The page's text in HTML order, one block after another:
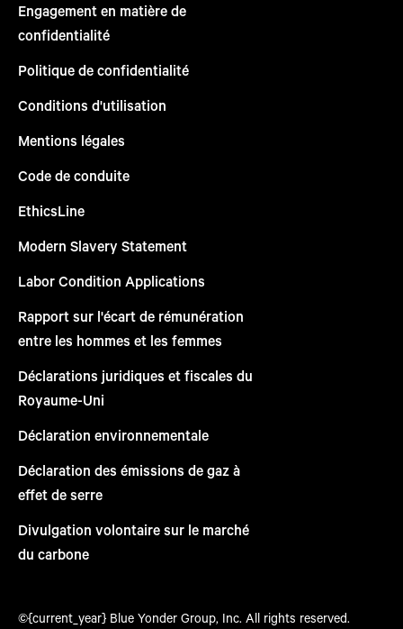
Engagement en matière de
confidentialité
Politique de confidentialité
Conditions d'utilisation
Mentions légales
Code de conduite
EthicsLine
Modern Slavery Statement
Labor Condition Applications
Rapport sur l'écart de rémunération
entre les hommes et les femmes
Déclarations juridiques et fiscales du
Royaume-Uni
Déclaration environnementale
Déclaration des émissions de gaz à
effet de serre
Divulgation volontaire sur le marché
du carbone
©{current_year} Blue Yonder Group, Inc. All rights reserved.